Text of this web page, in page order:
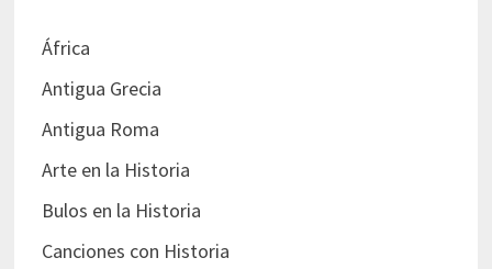
África
Antigua Grecia
Antigua Roma
Arte en la Historia
Bulos en la Historia
Canciones con Historia